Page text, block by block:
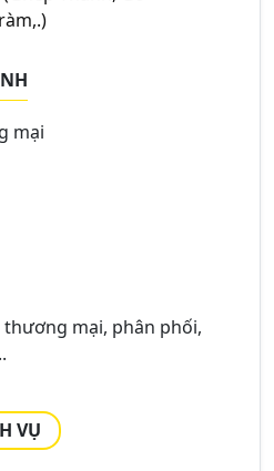
mại
mại, phân phối,
VỤ